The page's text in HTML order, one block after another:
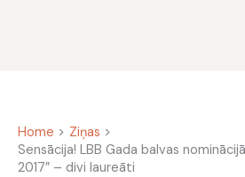
Home
Ziņas
Sensācija! LBB Gada balvas
2017” – divi laureāti